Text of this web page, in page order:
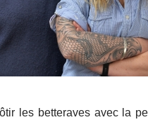
les betteraves avec la